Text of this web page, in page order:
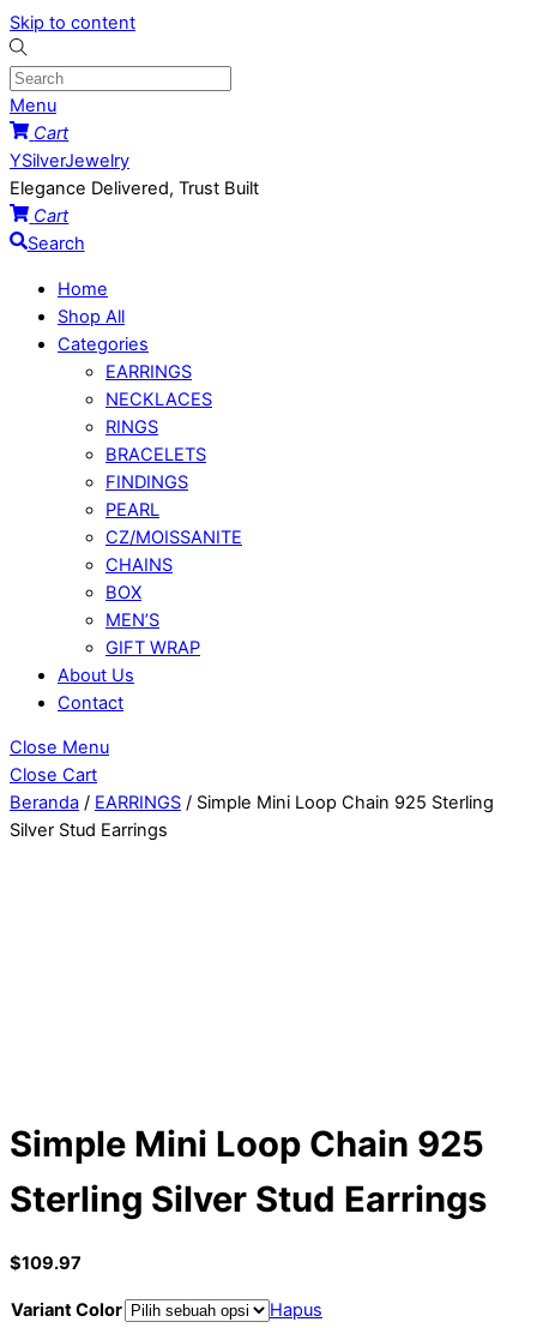
Skip to content
Menu
Cart
YSilverJewelry
Elegance Delivered, Trust Built
Cart
Search
Home
Shop All
Categories
EARRINGS
NECKLACES
RINGS
BRACELETS
FINDINGS
PEARL
CZ/MOISSANITE
CHAINS
BOX
MEN’S
GIFT WRAP
About Us
Contact
Close Menu
Close Cart
Beranda / EARRINGS / Simple Mini Loop Chain 925 Sterling
Silver Stud Earrings
Simple Mini Loop Chain 925
Sterling Silver Stud Earrings
$109.97
Variant Color
Hapus